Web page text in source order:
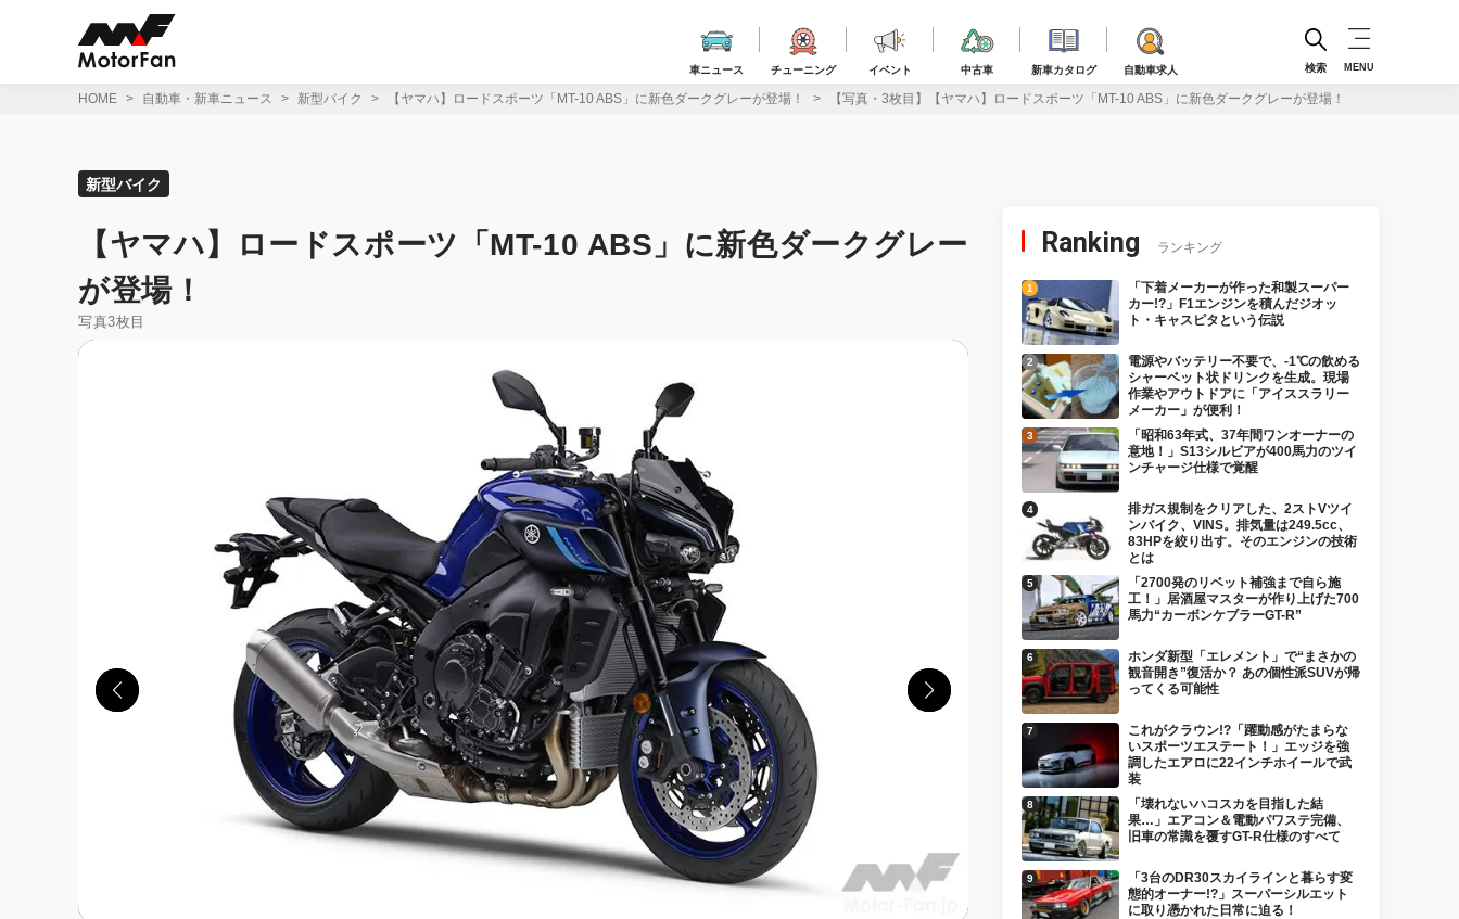
車ニュース チューニング イベント 中古車 新車カタログ 自動車求人 検索 MENU
HOME 自動車・新車ニュース 新型バイク 【ヤマハ】ロードスポーツ「MT-10 ABS」に新色ダークグレーが登場！ 【写真・3枚目】【ヤマハ】ロードスポーツ「MT-10 ABS」に新色ダークグレーが登場！
新型バイク
【ヤマハ】ロードスポーツ「MT-10 ABS」に新色ダークグレー
が登場！
写真3枚目
Ranking ランキング
「下着メーカーが作った和製スーパー
カー!?」F1エンジンを積んだジオッ
ト・キャスピタという伝説
電源やバッテリー不要で、-1℃の飲める
シャーベット状ドリンクを生成。現場
作業やアウトドアに「アイススラリー
メーカー」が便利！
「昭和63年式、37年間ワンオーナーの
意地！」S13シルビアが400馬力のツイ
ンチャージ仕様で覚醒
排ガス規制をクリアした、2ストVツイ
ンバイク、VINS。排気量は249.5cc、
83HPを絞り出す。そのエンジンの技術
とは
「2700発のリベット補強まで自ら施
工！」居酒屋マスターが作り上げた700
馬力“カーボンケブラーGT-R”
ホンダ新型「エレメント」で“まさかの
観音開き”復活か？ あの個性派SUVが帰
ってくる可能性
これがクラウン!?「躍動感がたまらな
いスポーツエステート！」エッジを強
調したエアロに22インチホイールで武
装
「壊れないハコスカを目指した結
果…」エアコン＆電動パワステ完備、
旧車の常識を覆すGT-R仕様のすべて
「3台のDR30スカイラインと暮らす変
態的オーナー!?」スーパーシルエット
に取り憑かれた日常に迫る！